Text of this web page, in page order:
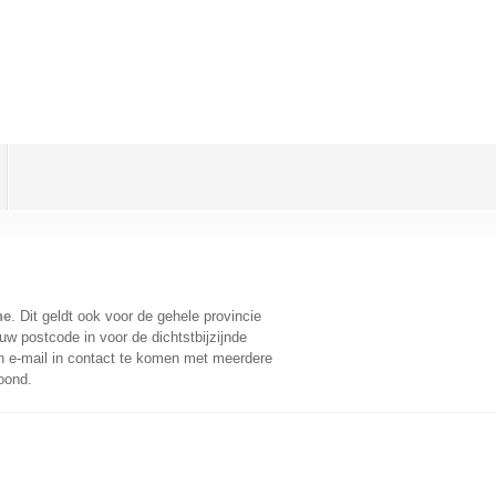
. Dit geldt ook voor de gehele provincie
postcode in voor de dichtstbijzijnde
e-mail in contact te komen met meerdere